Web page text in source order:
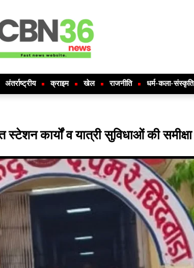
अंतर्राष्ट्रीय क्राइम खेल राजनीति धर्म-कला-संस्कृति
स्टेशन कार्यों व यात्री सुविधाओं की समीक्षा